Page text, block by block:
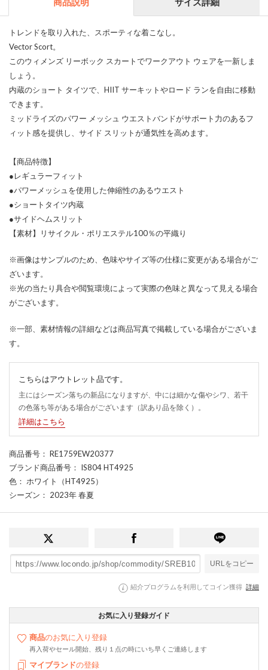
トレンドを取り入れた、スポーティな着こなし。
Vector Scort。
このウィメンズ リーボック スカートでワークアウト ウェアを一新しま
しょう。
内蔵のショート タイツで、HIIT サーキットやロード ランを自由に移動
できます。
ミッドライズのパワー メッシュ ウエストバンドがサポート力のあるフ
ィット感を提供し、サイド スリットが通気性を高めます。
【商品特徴】
●レギュラーフィット
●パワーメッシュを使用した伸縮性のあるウエスト
●ショートタイツ内蔵
●サイドヘムスリット
【素材】リサイクル・ポリエステル100％の平織り
※画像はサンプルのため、色味やサイズ等の仕様に変更がある場合がご
ざいます。
※光の当たり具合や閲覧環境によって実際の色味と異なって見える場合
がございます。
※一部、素材情報の詳細などは商品写真で掲載している場合がございま
す。
こちらはアウトレット品です。
主にはシーズン落ちの新品になりますが、中には細かな傷やシワ、若干
の色落ち等がある場合がございます（訳あり品を除く）。
詳細はこちら
商品番号 ： RE1759EW20377
ブランド商品番号 ： IS804 HT4925
色 ： ホワイト（HT4925）
シーズン ： 2023年 春夏
URLをコピー
紹介プログラムを利用してコイン獲得 詳細
お気に入り登録ガイド
商品のお気に入り登録
再入荷やセール開始、残り１点の時にいち早くご連絡します
マイブランドの登録